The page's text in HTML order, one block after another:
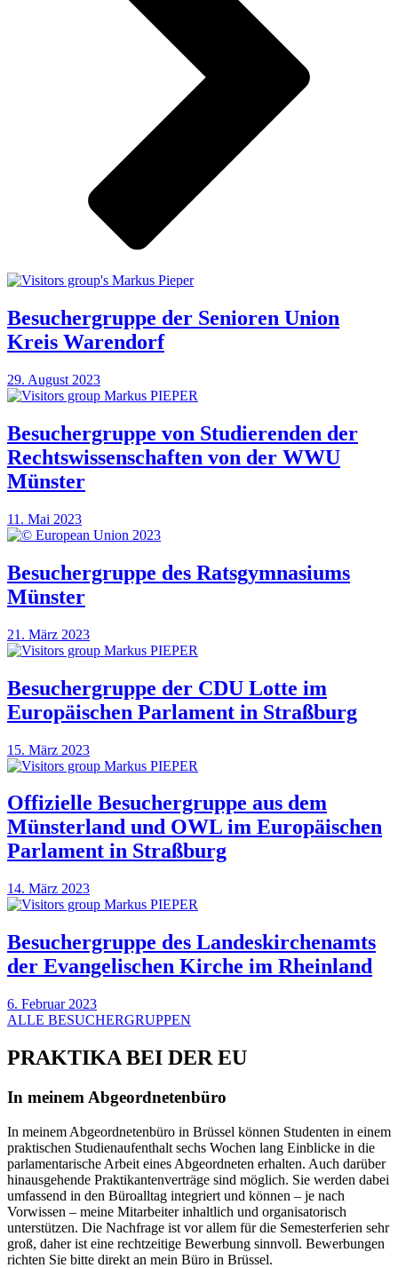
Besuchergruppe der Senioren Union
Kreis Warendorf
29. August 2023
Besuchergruppe von Studierenden der
Rechtswissenschaften von der WWU
Münster
11. Mai 2023
Besuchergruppe des Ratsgymnasiums
Münster
21. März 2023
Besuchergruppe der CDU Lotte im
Europäischen Parlament in Straßburg
15. März 2023
Offizielle Besuchergruppe aus dem
Münsterland und OWL im Europäischen
Parlament in Straßburg
14. März 2023
Besuchergruppe des Landeskirchenamts
der Evangelischen Kirche im Rheinland
6. Februar 2023
ALLE BESUCHERGRUPPEN
PRAKTIKA BEI DER EU
In meinem Abgeordnetenbüro
In meinem Abgeordnetenbüro in Brüssel können Studenten in einem
praktischen Studienaufenthalt sechs Wochen lang Einblicke in die
parlamentarische Arbeit eines Abgeordneten erhalten. Auch darüber
hinausgehende Praktikantenverträge sind möglich. Sie werden dabei
umfassend in den Büroalltag integriert und können – je nach
Vorwissen – meine Mitarbeiter inhaltlich und organisatorisch
unterstützen. Die Nachfrage ist vor allem für die Semesterferien sehr
groß, daher ist eine rechtzeitige Bewerbung sinnvoll. Bewerbungen
richten Sie bitte direkt an mein Büro in Brüssel.